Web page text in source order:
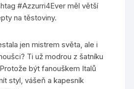
#Azzurri4Ever měl větší
na těstoviny.
jen mistrem světa, ale i
Ti už modrou z šatníku
být fanouškem Italů
styl, vášeň a kapesník